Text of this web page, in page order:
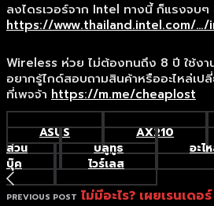
ลงไดรเวอร์จาก Intel ทางนี้ ก็แรงจบๆ
https://www.thailand.intel.com/
Wireless ห่วย ไม่ต้องทนถึง 8 ปี ใช้งา
อยากรู้ไกด์สอบถามสินค้าหรืออะไหล่เป
ที่เพจจ้า https://m.me/cheaplost
ASUS AX210
ส่วน
บลูทูธ อะไ
บุ๊ค
ไวร์เลส
PREVIOUS POST ไม่มีอะไร? เผยเรนเดอ